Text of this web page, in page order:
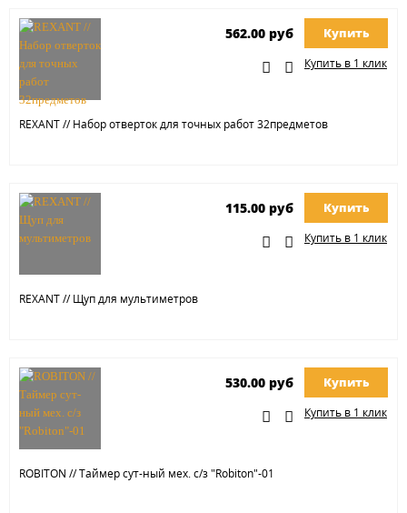
REXANT // Набор отверток для точных работ 32предметов
562.00 руб Купить
Купить в 1 клик
REXANT // Щуп для мультиметров
115.00 руб Купить
Купить в 1 клик
ROBITON // Таймер сут-ный мех. с/з "Robiton"-01
530.00 руб Купить
Купить в 1 клик